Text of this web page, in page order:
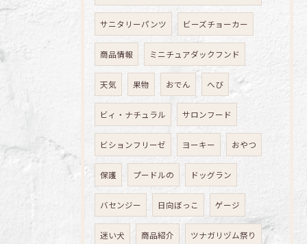
サニタリーパンツ ビーズチョーカー
商品情報 ミニチュアダックフンド
天気 果物 おでん へび
ビィ・ナチュラル サロンフード
ビションフリーゼ ヨーキー おやつ
保護 プードルの ドッグラン
バセンジー 日向ぼっこ ゲージ
迷い犬 商品紹介 ツナガリヅム祭り